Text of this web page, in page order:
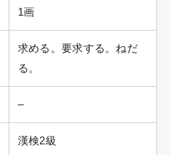
1画
求める。要求する。ねだ
る。
–
漢検2級